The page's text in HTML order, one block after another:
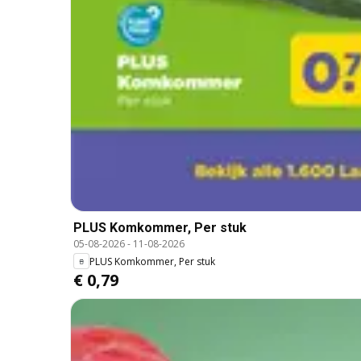
PLUS Komkommer, Per stuk
05-08-2026- 11-08-2026
PLUS Komkommer, Per stuk
€ 0,79